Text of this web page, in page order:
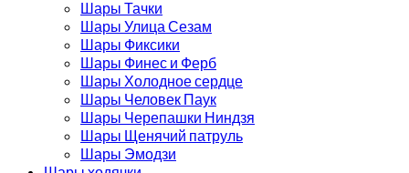
Шары Тачки
Шары Улица Сезам
Шары Фиксики
Шары Финес и Ферб
Шары Холодное сердце
Шары Человек Паук
Шары Черепашки Ниндзя
Шары Щенячий патруль
Шары Эмодзи